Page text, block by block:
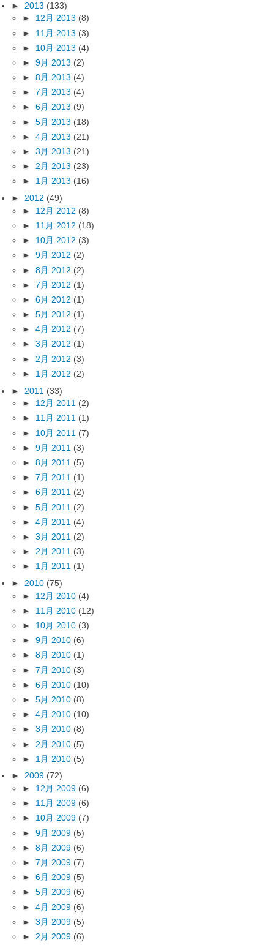
► 2013 (133)
► 12月 2013 (8)
► 11月 2013 (3)
► 10月 2013 (4)
► 9月 2013 (2)
► 8月 2013 (4)
► 7月 2013 (4)
► 6月 2013 (9)
► 5月 2013 (18)
► 4月 2013 (21)
► 3月 2013 (21)
► 2月 2013 (23)
► 1月 2013 (16)
► 2012 (49)
► 12月 2012 (8)
► 11月 2012 (18)
► 10月 2012 (3)
► 9月 2012 (2)
► 8月 2012 (2)
► 7月 2012 (1)
► 6月 2012 (1)
► 5月 2012 (1)
► 4月 2012 (7)
► 3月 2012 (1)
► 2月 2012 (3)
► 1月 2012 (2)
► 2011 (33)
► 12月 2011 (2)
► 11月 2011 (1)
► 10月 2011 (7)
► 9月 2011 (3)
► 8月 2011 (5)
► 7月 2011 (1)
► 6月 2011 (2)
► 5月 2011 (2)
► 4月 2011 (4)
► 3月 2011 (2)
► 2月 2011 (3)
► 1月 2011 (1)
► 2010 (75)
► 12月 2010 (4)
► 11月 2010 (12)
► 10月 2010 (3)
► 9月 2010 (6)
► 8月 2010 (1)
► 7月 2010 (3)
► 6月 2010 (10)
► 5月 2010 (8)
► 4月 2010 (10)
► 3月 2010 (8)
► 2月 2010 (5)
► 1月 2010 (5)
► 2009 (72)
► 12月 2009 (6)
► 11月 2009 (6)
► 10月 2009 (7)
► 9月 2009 (5)
► 8月 2009 (6)
► 7月 2009 (7)
► 6月 2009 (5)
► 5月 2009 (6)
► 4月 2009 (6)
► 3月 2009 (5)
► 2月 2009 (6)